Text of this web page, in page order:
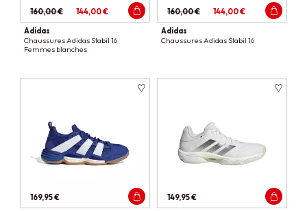
160,00 € 144,00 €
Adidas
Chaussures Adidas Stabil 16
Femmes blanches
160,00 € 144,00 €
Adidas
Chaussures Adidas Stabil 16
169,95 €
149,95 €